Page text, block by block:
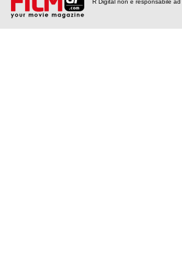
R Digital non è responsabile